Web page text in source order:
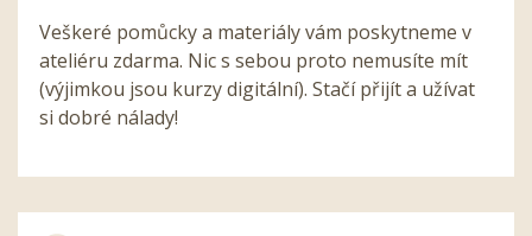
Veškeré pomůcky a materiály vám poskytneme v
ateliéru zdarma. Nic s sebou proto nemusíte mít
(výjimkou jsou kurzy digitální). Stačí přijít a užívat
si dobré nálady!